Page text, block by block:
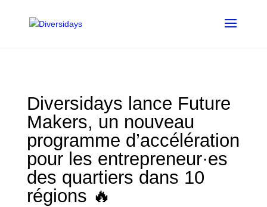
principal
Diversidays lance Future
Makers, un nouveau
programme d’accélération
pour les entrepreneur·es
des quartiers dans 10
régions 🔥